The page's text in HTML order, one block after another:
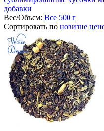
добавки
Вес/Объем: Все 500 г
Сортировать по новизне